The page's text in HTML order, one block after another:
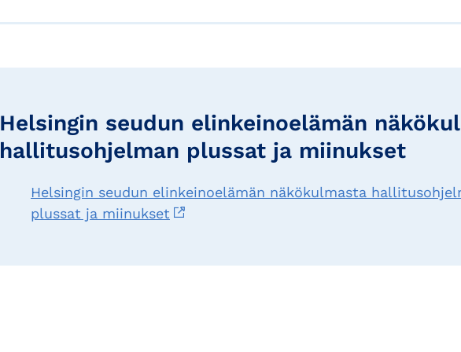
Helsingin seudun elinkeinoelämän
hallitusohjelman plussat ja miinukset
Helsingin seudun elinkeinoelämän näkökulmasta
plussat ja miinukset